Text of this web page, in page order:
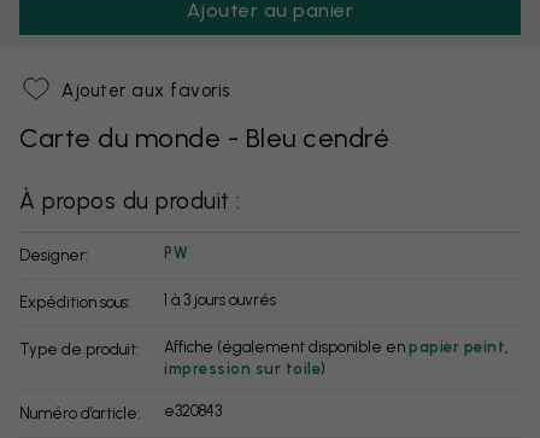
Ajouter au panier
Ajouter aux favoris
Carte du monde - Bleu cendré
À propos du produit :
Designer: PW
Expédition sous: 1 à 3 jours ouvrés
Type de produit: Affiche (également disponible en papier peint
impression sur toile)
Numéro d’article: e320843